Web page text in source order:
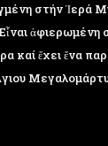
στήν Ἱερά
ἀφιερωμένη
καί ἔχει ἕνα